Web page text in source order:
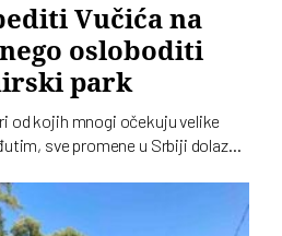
Vučića na
osloboditi
park
od kojih mnogi očekuju velike
sve promene u Srbiji dolaze
uvek okupira Pionirski